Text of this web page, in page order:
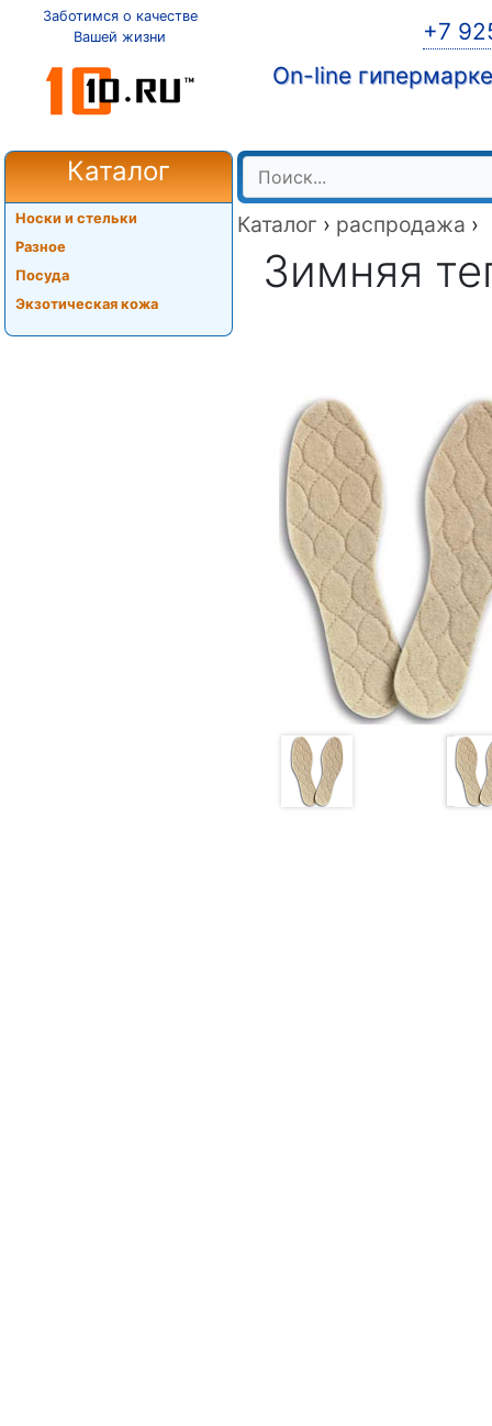
Заботимся о качестве
Вашей жизни
+7
On-line
Каталог
Носки и стельки
Разное
Посуда
Экзотическая кожа
Каталог › распродажа ›
Зимняя